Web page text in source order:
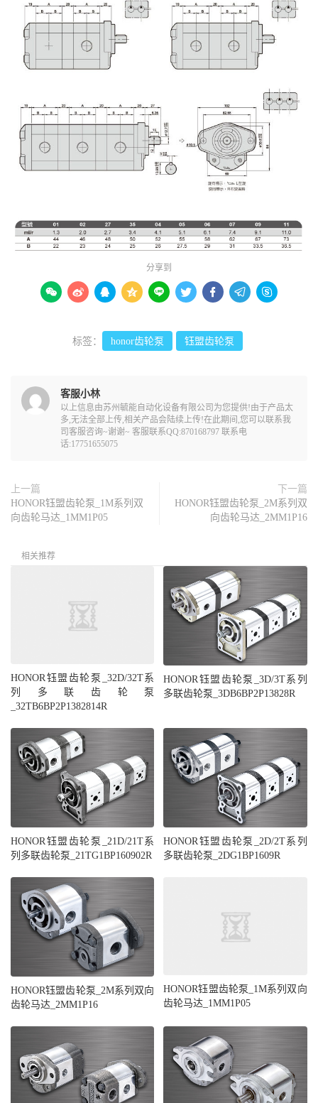
分享到
        
标签： honor齿轮泵 钰盟齿轮泵
客服小林
以上信息由苏州毓能自动化设备有限公司为您提供!由于产品太
多,无法全部上传,相关产品会陆续上传!在此期间,您可以联系我
司客服咨询~谢谢~ 客服联系QQ:870168797 联系电
话:17751655075
上一篇
HONOR钰盟齿轮泵_1M系列双
向齿轮马达_1MM1P05
下一篇
HONOR钰盟齿轮泵_2M系列双
向齿轮马达_2MM1P16
相关推荐
HONOR钰盟齿轮泵_32D/32T系
列多联齿轮泵
_32TB6BP2P1382814R
HONOR钰盟齿轮泵_3D/3T系列
多联齿轮泵_3DB6BP2P13828R
HONOR钰盟齿轮泵_21D/21T系
列多联齿轮泵_21TG1BP160902R
HONOR钰盟齿轮泵_2D/2T系列
多联齿轮泵_2DG1BP1609R
HONOR钰盟齿轮泵_2M系列双向
齿轮马达_2MM1P16
HONOR钰盟齿轮泵_1M系列双向
齿轮马达_1MM1P05